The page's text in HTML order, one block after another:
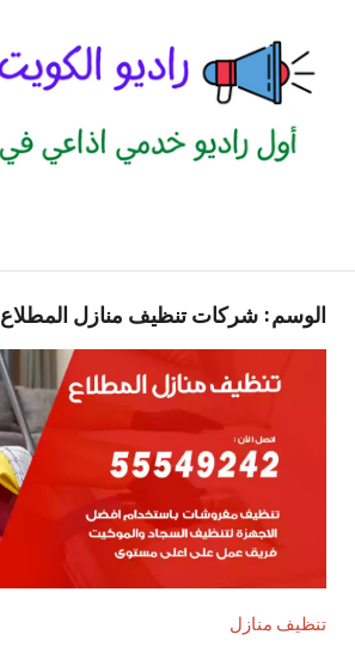
المحتوى
الكويت
للاعلانات
بالكويت
الوسم: شركات تنظيف منازل المطلاع
تنظيف منازل